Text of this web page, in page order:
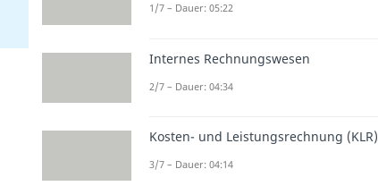
1/7 – Dauer: 05:22
Internes Rechnungswesen
2/7 – Dauer: 04:34
Kosten- und Leistungsrechnung (KLR)
3/7 – Dauer: 04:14